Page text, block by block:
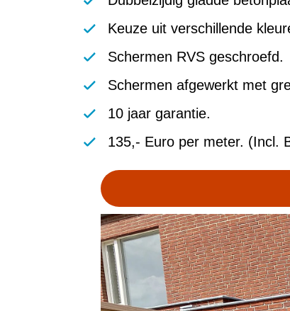
Keuze uit verschillende
Schermen RVS geschroefd.
Schermen afgewerkt met
10 jaar garantie.
135,- Euro per meter. (Incl.